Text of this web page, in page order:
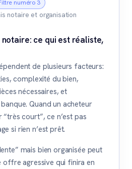
numéro 3
notaire et organisation
ce qui est réaliste,
de plusieurs facteurs:
complexité du bien,
nécessaires, et
Quand un acheteur
court”, ce n’est pas
si rien n’est prêt.
mais bien organisée peut
offre agressive qui finira en